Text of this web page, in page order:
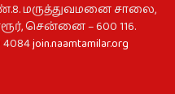
மருத்துவமனை சாலை,
சென்னை – 600 116.
join.naamtamilar.org